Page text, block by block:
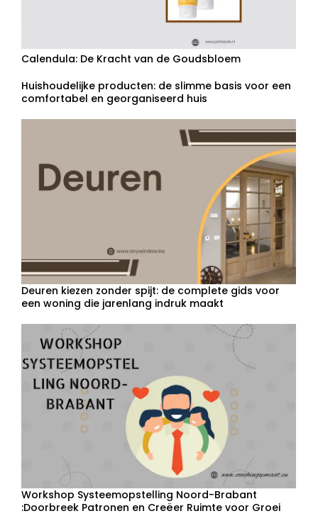
Calendula: De Kracht van de Goudsbloem
Huishoudelijke producten: de slimme basis voor een
comfortabel en georganiseerd huis
Deuren kiezen zonder spijt: de complete gids voor
een woning die jarenlang indruk maakt
Workshop Systeemopstelling Noord-Brabant
:Doorbreek Patronen en Creëer Ruimte voor Groei